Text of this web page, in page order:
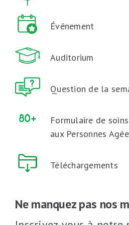
Événement
Auditorium
Question de la
Formulaire de soins
aux Personnes
Téléchargements
Ne manquez pas nos